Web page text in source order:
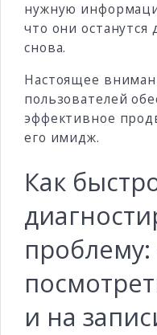
нужную
что они
снова.
Настоящее
пользователей
эффективное
его имидж.
Как
проблему:
и на